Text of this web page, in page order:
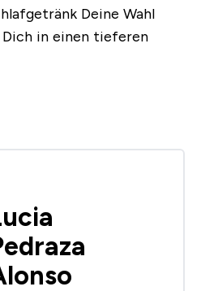
Deine Wahl
in einen tieferen